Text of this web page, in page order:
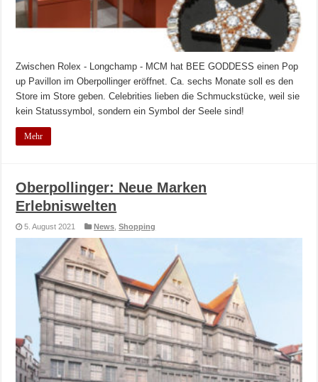
Zwischen Rolex - Longchamp - MCM hat BEE GODDESS einen Pop
up Pavillon im Oberpollinger eröffnet. Ca. sechs Monate soll es den
Store im Store geben. Celebrities lieben die Schmuckstücke, weil sie
kein Statussymbol, sondern ein Symbol der Seele sind!
Mehr
Oberpollinger: Neue Marken
Erlebniswelten
5. August 2021 News ,Shopping